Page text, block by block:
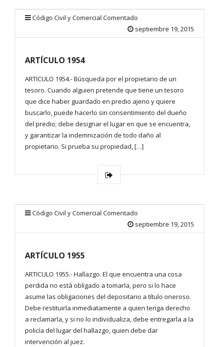
Código Civil y Comercial Comentado
septiembre 19, 2015
ARTÍCULO 1954
ARTICULO 1954.- Búsqueda por el propietario de un
tesoro. Cuando alguien pretende que tiene un tesoro
que dice haber guardado en predio ajeno y quiere
buscarlo, puede hacerlo sin consentimiento del dueño
del predio; debe designar el lugar en que se encuentra,
y garantizar la indemnización de todo daño al
propietario. Si prueba su propiedad, […]
Código Civil y Comercial Comentado
septiembre 19, 2015
ARTÍCULO 1955
ARTICULO 1955.- Hallazgo. El que encuentra una cosa
perdida no está obligado a tomarla, pero si lo hace
asume las obligaciones del depositario a título oneroso.
Debe restituirla inmediatamente a quien tenga derecho
a reclamarla, y si no lo individualiza, debe entregarla a la
policía del lugar del hallazgo, quien debe dar
intervención al juez.